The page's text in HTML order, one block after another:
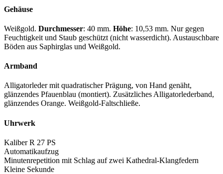
Gehäuse
Weißgold. Durchmesser: 40 mm. Höhe: 10,53 mm. Nur gegen
Feuchtigkeit und Staub geschützt (nicht wasserdicht). Austauschbare
Böden aus Saphirglas und Weißgold.
Armband
Alligatorleder mit quadratischer Prägung, von Hand genäht,
glänzendes Pfauenblau (montiert). Zusätzliches Alligatorlederband,
glänzendes Orange. Weißgold-Faltschließe.
Uhrwerk
Kaliber R 27 PS
Automatikaufzug
Minutenrepetition mit Schlag auf zwei Kathedral-Klangfedern
Kleine Sekunde